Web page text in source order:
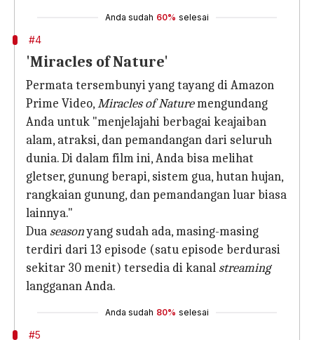
Anda sudah 60% selesai
#4
'Miracles of Nature'
Permata tersembunyi yang tayang di Amazon
Prime Video,Miracles of Naturemengundang
Anda untuk "menjelajahi berbagai keajaiban
alam, atraksi, dan pemandangan dari seluruh
dunia. Di dalam film ini, Anda bisa melihat
gletser, gunung berapi, sistem gua, hutan hujan,
rangkaian gunung, dan pemandangan luar biasa
lainnya."
Dua seasonyang sudah ada, masing-masing
terdiri dari 13 episode (satu episode berdurasi
sekitar 30 menit) tersedia di kanal streaming
langganan Anda.
Anda sudah 80% selesai
#5